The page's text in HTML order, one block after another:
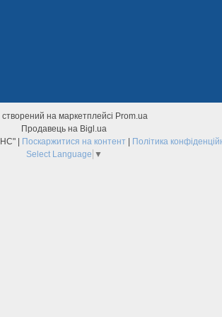
на маркетплейсі Prom.ua
Продавець на Bigl.ua
ТОВ "ІННОВАЦІЙНИЙ АЛЬЯНС" | Поскаржитися на контент | Політика
Select Language ▼